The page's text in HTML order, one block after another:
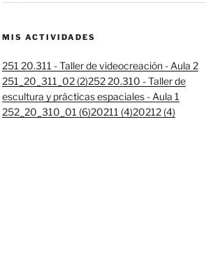
MIS ACTIVIDADES
251 20.311 - Taller de videocreación - Aula 2
251_20_311_02 (2)252 20.310 - Taller de
escultura y prácticas espaciales - Aula 1
252_20_310_01 (6)20211 (4)20212 (4)